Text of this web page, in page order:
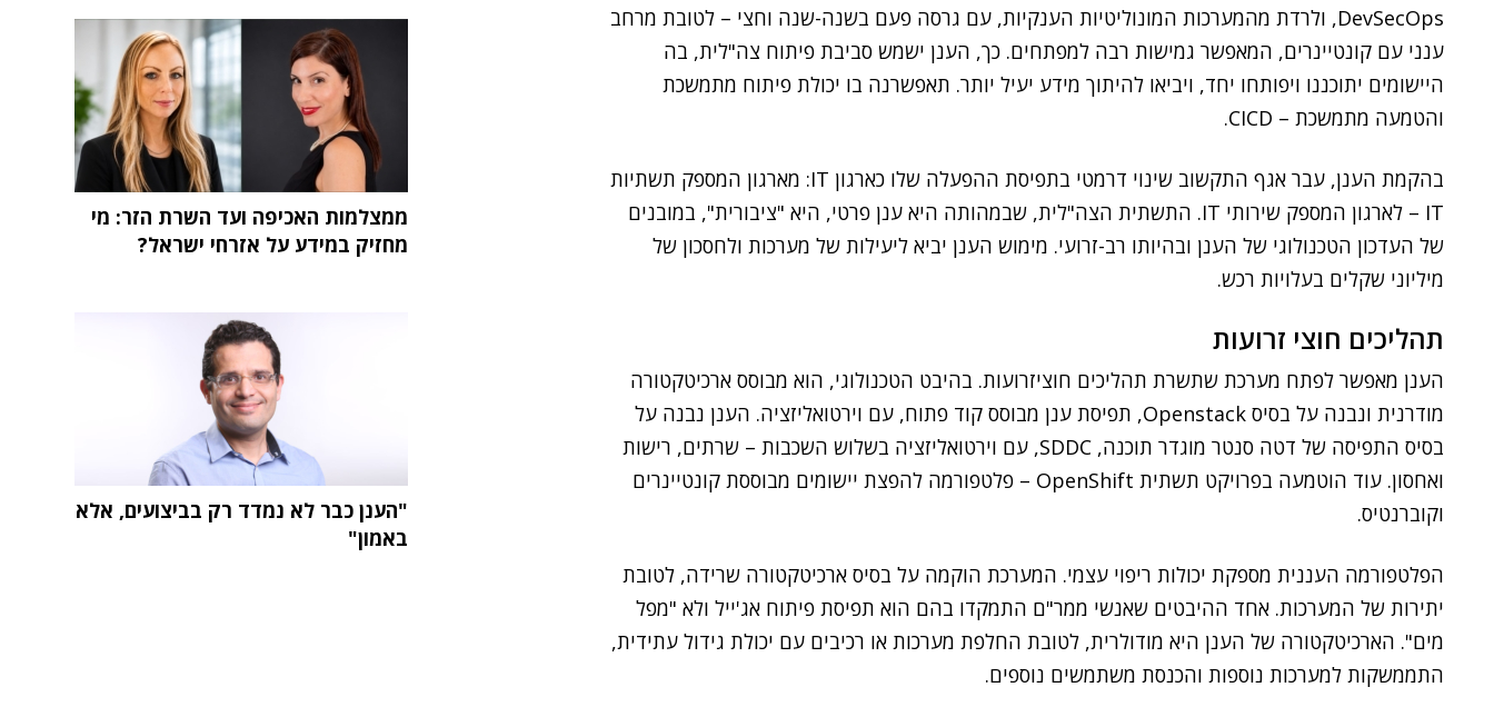
DevSecOps, ולרדת מהמערכות המונוליטיות הענקיות, עם גרסה פעם בשנה-שנה וחצי – לטובת מרחב
ענני עם קונטיינרים, המאפשר גמישות רבה למפתחים. כך, הענן ישמש סביבת פיתוח צה"לית, בה
היישומים יתוכננו ויפותחו יחד, ויביאו להיתוך מידע יעיל יותר. תאפשרנה בו יכולת פיתוח מתמשכת
והטמעה מתמשכת – CICD.
בהקמת הענן, עבר אגף התקשוב שינוי דרמטי בתפיסת ההפעלה שלו כארגון IT: מארגון המספק תשתיות
IT – לארגון המספק שירותי IT. התשתית הצה"לית, שבמהותה היא ענן פרטי, היא "ציבורית", במובנים
של העדכון הטכנולוגי של הענן ובהיותו רב-זרועי. מימוש הענן יביא ליעילות של מערכות ולחסכון של
מיליוני שקלים בעלויות רכש.
תהליכים חוצי זרועות
הענן מאפשר לפתח מערכת שתשרת תהליכים חוציזרועות. בהיבט הטכנולוגי, הוא מבוסס ארכיטקטורה
מודרנית ונבנה על בסיס Openstack, תפיסת ענן מבוסס קוד פתוח, עם וירטואליזציה. הענן נבנה על
בסיס התפיסה של דטה סנטר מוגדר תוכנה, SDDC, עם וירטואליזציה בשלוש השכבות – שרתים, רישות
ואחסון. עוד הוטמעה בפרויקט תשתית OpenShift – פלטפורמה להפצת יישומים מבוססת קונטיינרים
וקוברנטיס.
הפלטפורמה העננית מספקת יכולות ריפוי עצמי. המערכת הוקמה על בסיס ארכיטקטורה שרידה, לטובת
יתירות של המערכות. אחד ההיבטים שאנשי ממר"ם התמקדו בהם הוא תפיסת פיתוח אג'ייל ולא "מפל
מים". הארכיטקטורה של הענן היא מודולרית, לטובת החלפת מערכות או רכיבים עם יכולת גידול עתידית,
התממשקות למערכות נוספות והכנסת משתמשים נוספים.
ממצלמות האכיפה ועד השרת הזר: מי
מחזיק במידע על אזרחי ישראל?
"הענן כבר לא נמדד רק בביצועים, אלא
באמון"